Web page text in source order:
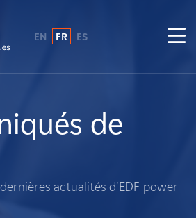
EN FR ES
de
actualités d'EDF power